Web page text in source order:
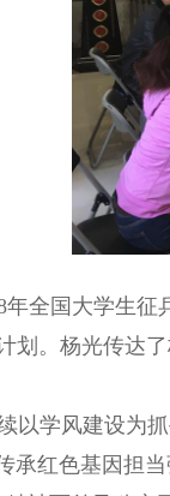
年全国大学生征
划。杨光传达
以学风建设为
承红色基因担